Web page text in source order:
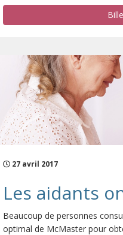
27 avril 2017
Les aidants
Beaucoup de personnes
optimal de McMaster pour